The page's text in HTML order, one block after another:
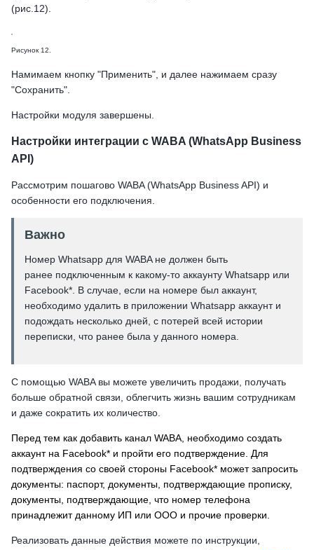
(рис.12).
Рисунок 12.
Намимаем кнопку "Применить", и далее нажимаем сразу
"Сохранить".
Настройки модуля завершены.
Настройки интеграции с WABA (WhatsApp Business
API)
Рассмотрим пошагово WABA (WhatsApp Business API) и
особенности его подключения.
Важно
Номер Whatsapp для WABA не должен быть
ранее подключенным к какому-то аккаунту Whatsapp или
Facebook*. В случае, если на номере был аккаунт,
необходимо удалить в приложении Whatsapp аккаунт и
подождать несколько дней, с потерей всей истории
переписки, что ранее была у данного номера.
С помощью WABA вы можете увеличить продажи, получать
больше обратной связи, облегчить жизнь вашим сотрудникам
и даже сократить их количество.
Перед тем как добавить канал WABA, необходимо создать
аккаунт на Facebook* и пройти его подтверждение. Для
подтверждения со своей стороны Facebook* может запросить
документы: паспорт, документы, подтверждающие прописку,
документы, подтверждающие, что номер телефона
принадлежит данному ИП или ООО и прочие проверки.
Реализовать данные действия можете по инструкции,